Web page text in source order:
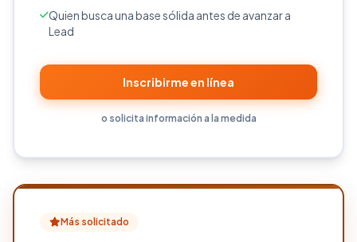
Quien busca una base sólida antes de avanzar a
Lead
Inscribirme en línea
o solicita información a la medida
Más solicitado